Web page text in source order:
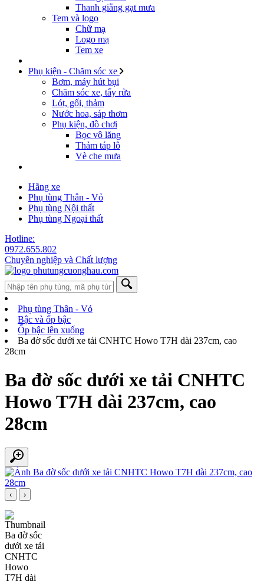
Thanh giằng gạt mưa
Tem và logo
Chữ mạ
Logo mạ
Tem xe
Phụ kiện - Chăm sóc xe
Bơm, máy hút bụi
Chăm sóc xe, tẩy rửa
Lót, gối, thảm
Nước hoa, sáp thơm
Phụ kiện, đồ chơi
Bọc vô lăng
Thảm táp lô
Vè che mưa
Hãng xe
Phụ tùng Thân - Vỏ
Phụ tùng Nội thất
Phụ tùng Ngoại thất
Hotline:
0972.655.802
Chuyên nghiệp và Chất lượng
Phụ tùng Thân - Vỏ
Bậc và ốp bậc
Ốp bậc lên xuống
Ba đờ sốc dưới xe tải CNHTC Howo T7H dài 237cm, cao
28cm
Ba đờ sốc dưới xe tải CNHTC
Howo T7H dài 237cm, cao
28cm
‹ ›